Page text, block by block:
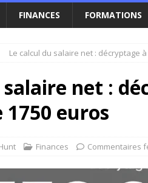
FINANCES FORMATIONS
Le calcul du salaire net : décryptage
salaire net :
1750 euros
Finances Commentaires